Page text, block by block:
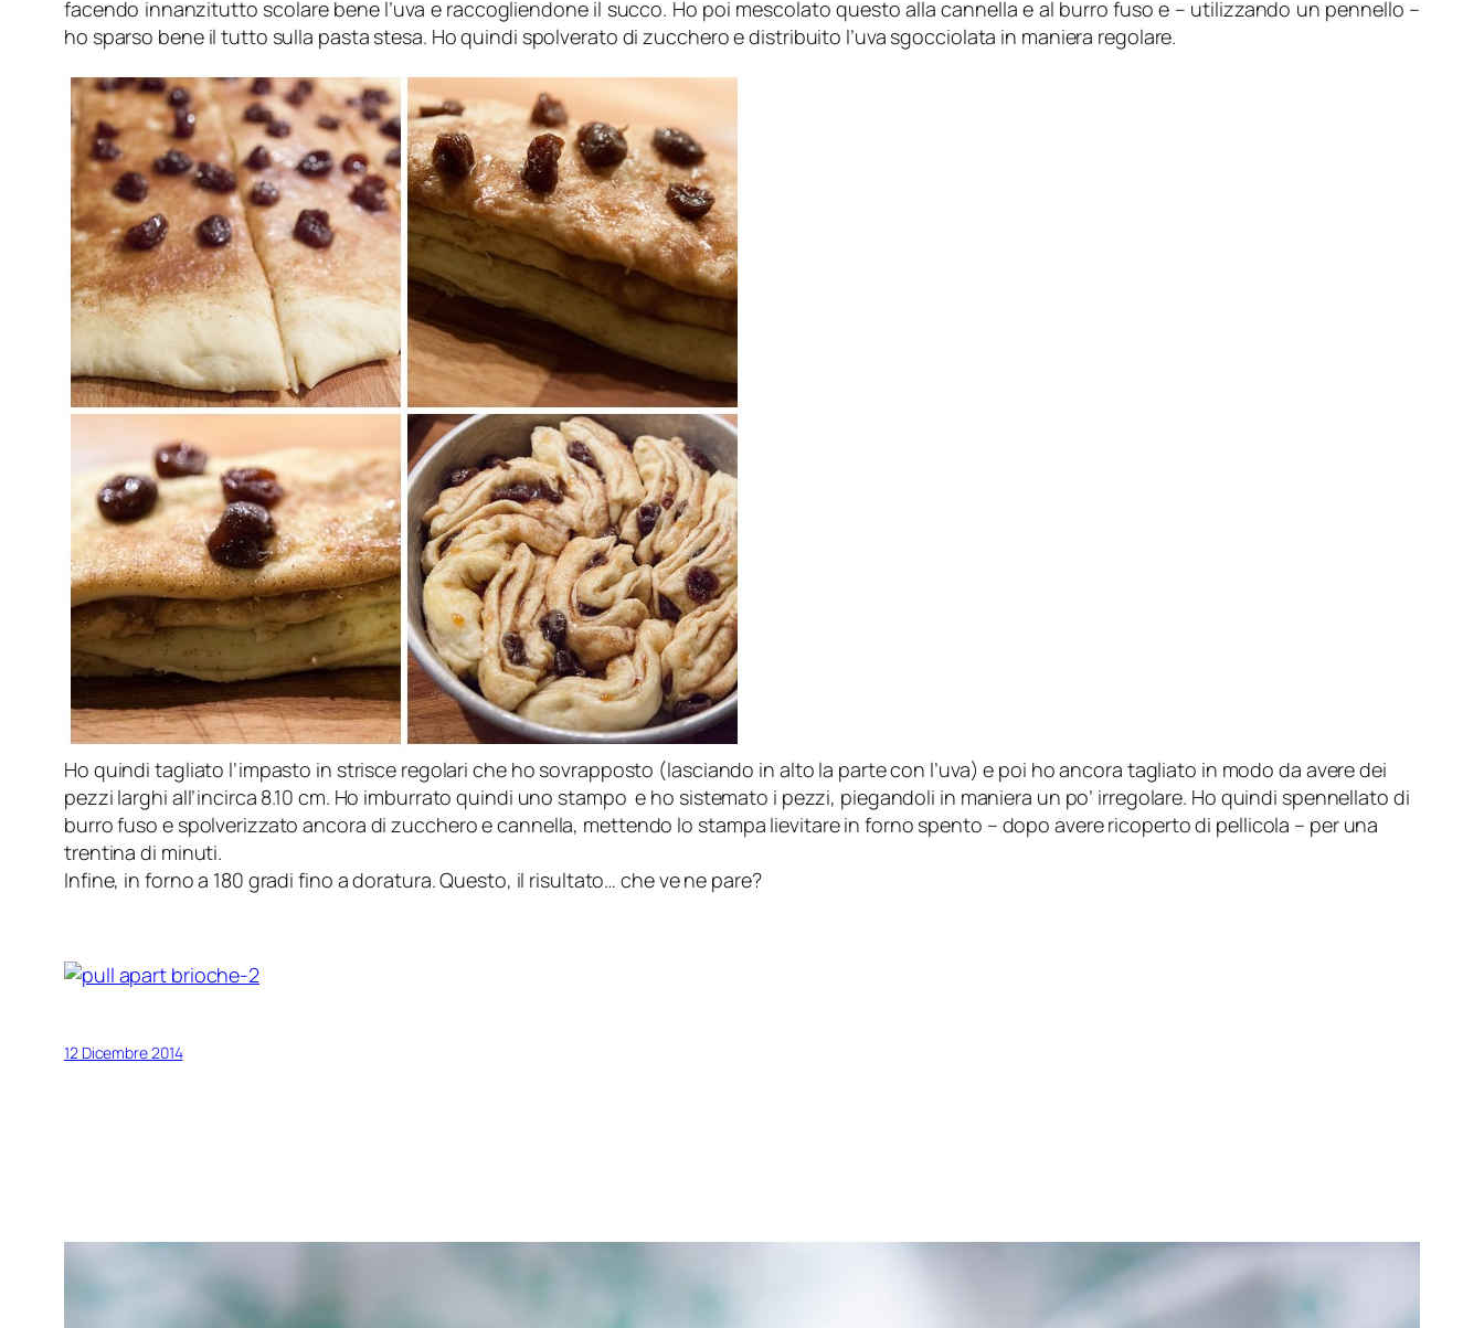
facendo innanzitutto scolare bene l’uva e raccogliendone il succo. Ho poi mescolato questo alla cannella e al burro fuso e – utilizzando un pennello –
ho sparso bene il tutto sulla pasta stesa. Ho quindi spolverato di zucchero e distribuito l’uva sgocciolata in maniera regolare.
Ho quindi tagliato l’impasto in strisce regolari che ho sovrapposto (lasciando in alto la parte con l’uva) e poi ho ancora tagliato in modo da avere dei
pezzi larghi all’incirca 8.10 cm. Ho imburrato quindi uno stampo e ho sistemato i pezzi, piegandoli in maniera un po’ irregolare. Ho quindi spennellato di
burro fuso e spolverizzato ancora di zucchero e cannella, mettendo lo stampa lievitare in forno spento – dopo avere ricoperto di pellicola – per una
trentina di minuti.
Infine, in forno a 180 gradi fino a doratura. Questo, il risultato… che ve ne pare?
12 Dicembre 2014